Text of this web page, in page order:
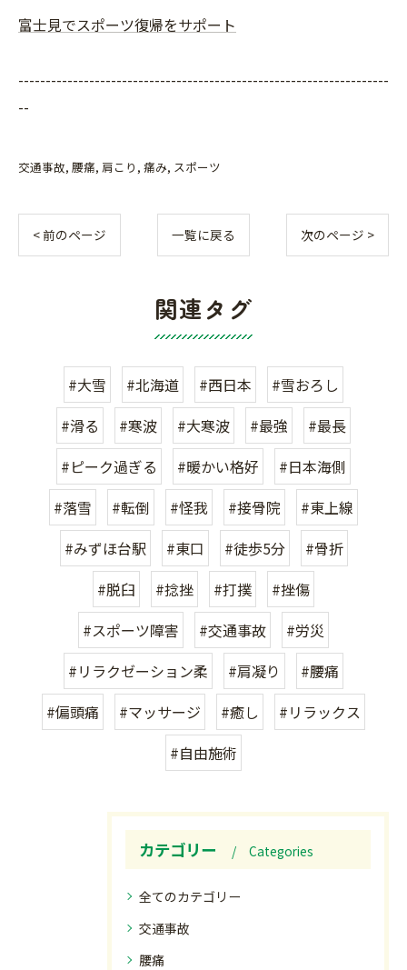
富士見でスポーツ復帰をサポート
--------------------------------------------------------------------
--
交通事故 腰痛 肩こり 痛み スポーツ
< 前のページ 一覧に戻る 次のページ >
関連タグ
#大雪 #北海道 #西日本
#雪おろし
#滑る
#寒波 #大寒波 #最強
#最長
#ピーク過ぎる
#暖かい格好
#日本海側
#落雪
#転倒 #怪我 #接骨院
#東上線
#みずほ台駅
#東口 #徒歩5分
#骨折
#脱臼
#捻挫 #打撲
#挫傷
#スポーツ障害
#交通事故
#労災
#リラクゼーション柔
#肩凝り
#腰痛
#偏頭痛
#マッサージ #癒し
#リラックス
#自由施術
カテゴリー Categories
全てのカテゴリー
交通事故
腰痛